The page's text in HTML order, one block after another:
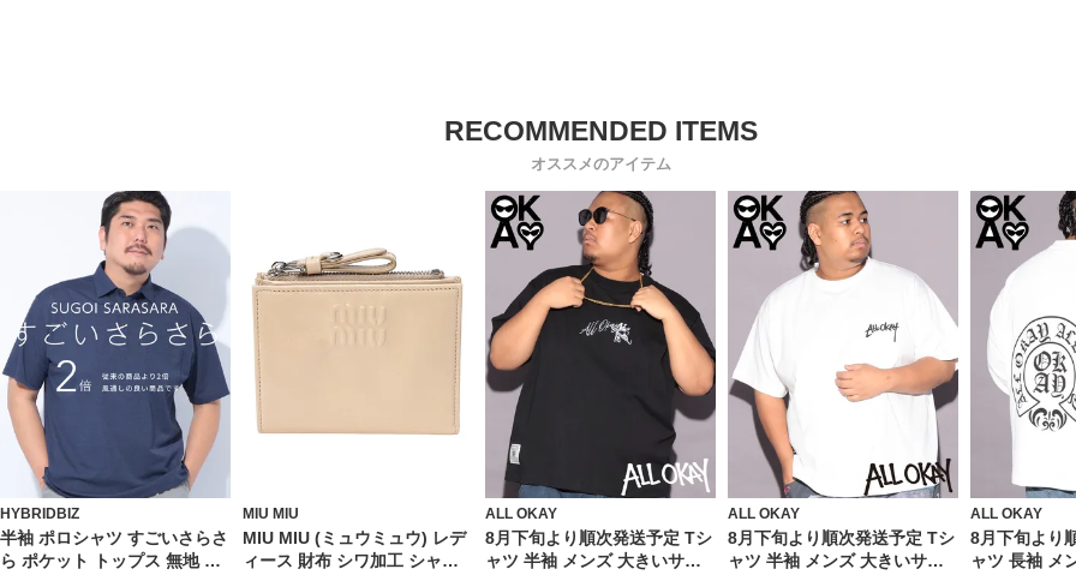
オススメのアイテム
HYBRIDBIZ
半袖 ポロシャツ すごいさらさ
ら ポケット トップス 無地 涼
MIU MIU
MIU MIU (ミュウミュウ) レデ
ィース 財布 シワ加工 シャイ
ALL OKAY
8月下旬より順次発送予定 Tシ
ャツ 半袖 メンズ 大きいサイ
ALL OKAY
8月下旬より順次発送予定 Tシ
ャツ 半袖 メンズ 大きいサイ
ALL OKAY
8月下旬より
ャツ 長袖 メ